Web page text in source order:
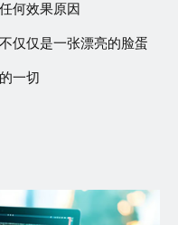
何效果原因
仅仅是一张漂亮的脸蛋
一切